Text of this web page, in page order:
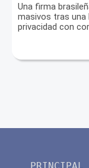
Correo
Una firma
masivos tras una
privacidad con
PRINCIPAL